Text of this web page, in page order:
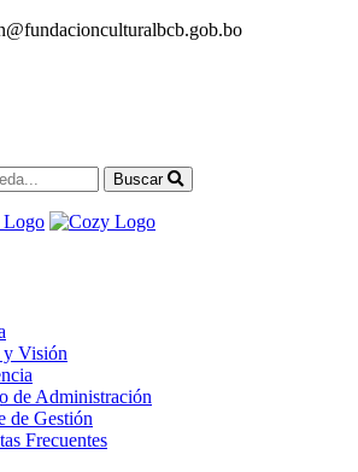
Buscar
Visión
de Administración
de Gestión
Frecuentes